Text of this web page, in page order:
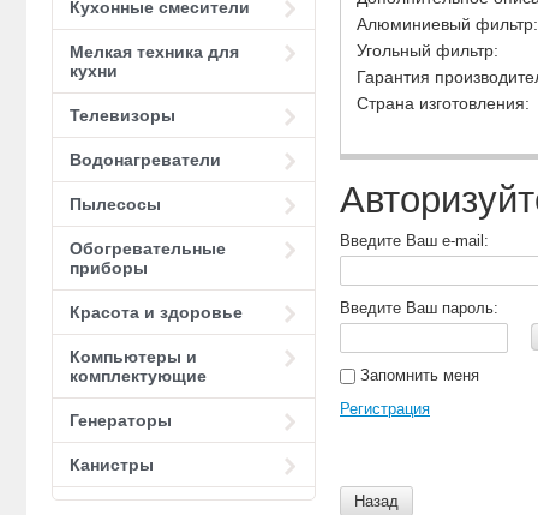
Кухонные смесители
Мелкая техника для
кухни
Телевизоры
Водонагреватели
Пылесосы
Обогревательные
приборы
Красота и здоровье
Компьютеры и
комплектующие
Генераторы
Канистры
Алюминиевый
Угольный фильтр:
Гарантия
Страна изготовления:
Введите Ваш e-mail:
Введите Ваш пароль:
Запомнить меня
Регистрация
Назад